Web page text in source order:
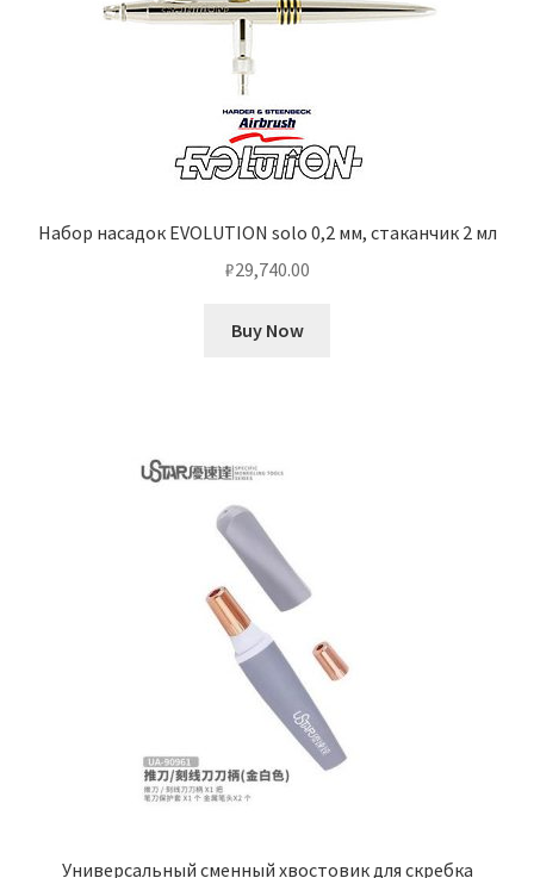
Набор насадок EVOLUTION solo 0,2 мм, стаканчик 2 мл
₽29,740.00
Buy Now
Универсальный сменный хвостовик для скребка